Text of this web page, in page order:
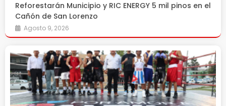
Reforestarán Municipio y RIC ENERGY 5 mil pinos en el
Cañón de San Lorenzo
Agosto 9, 2026